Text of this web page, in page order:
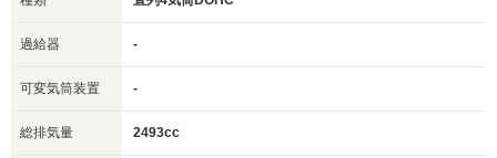
過給器 -
可変気筒装置 -
総排気量 2493cc